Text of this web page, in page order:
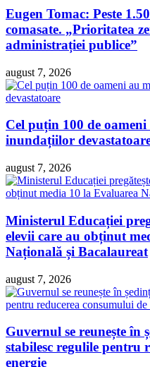
Eugen Tomac: Peste
comasate. „Prioritatea
administrației publice”
august 7, 2026
Cel puțin 100 de
inundațiilor
august 7, 2026
Ministerul Educației
elevii care au obținut
Națională și Bacalaureat
august 7, 2026
Guvernul se reunește în
stabilesc regulile pentru
energie